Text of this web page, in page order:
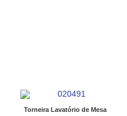
Torneira Lavatório de Mesa